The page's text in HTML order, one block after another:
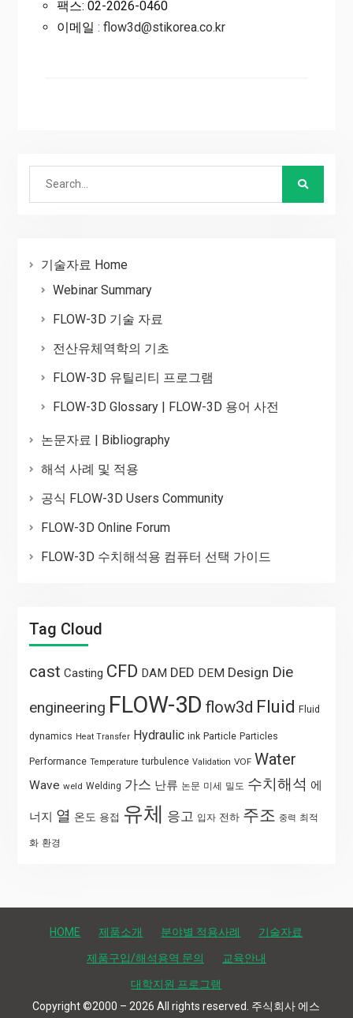
팩스: 02-2026-0460
이메일 : flow3d@stikorea.co.kr
기술자료 Home
Webinar Summary
FLOW-3D 기술 자료
전산유체역학의 기초
FLOW-3D 유틸리티 프로그램
FLOW-3D Glossary | FLOW-3D 용어 사전
논문자료 | Bibliography
해석 사례 및 적용
공식 FLOW-3D Users Community
FLOW-3D Online Forum
FLOW-3D 수치해석용 컴퓨터 선택 가이드
Tag Cloud
cast Casting CFD DAM DED DEM Design Die
engineering FLOW-3D flow3d Fluid Fluid
dynamics Heat Transfer Hydraulic ink Particle Particles
Performance Temperature turbulence Validation VOF Water
Wave weld Welding 가스 난류 논문 미세 밀도 수치해석 에
너지 열 온도 용접 유체 응고 입자 전하 주조 중력 최적
화 환경
HOME 제품소개 분야별 적용사례 기술자료
제품구입/해석용역 문의 교육안내
대학지원 프로그램
Copyright ©2000 – 2026 All rights reserved. 주식회사 에스